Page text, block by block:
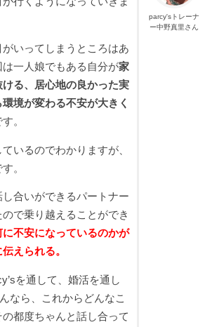
parcy'sトレーナ
ー中野真里さん
がいってしまうところはあ
は一人娘でもある自分が家
る、居心地の良かった実
境が変わる不安が大きく
。
いるのでわかりますが、
。
合いができるパートナー
で乗り越えることができ
に不安になっているのかが
えられる。
を通して、婚活を通し
なら、これからどんなこ
都度ちゃんと話し合って